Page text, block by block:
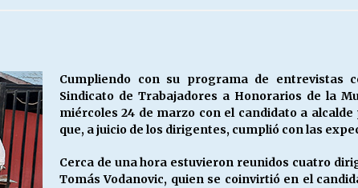
MUNICIPALIDADES, HONORARIOS,
DESPIDOS
28/05/2026
¿Asesores con doble sueldo?
Cumpliendo con su programa de entrevistas
Sindicato de Trabajadores a Honorarios de la
miércoles 24 de marzo con el candidato a
que, a juicio de los dirigentes, cumplió con las
Cerca de una hora estuvieron reunidos cuatro
Tomás Vodanovic, quien se coinvirtió en el